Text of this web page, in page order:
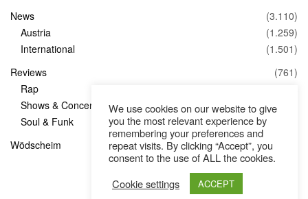
News
(3.110)
Austria
(1.259)
International
(1.501)
Reviews
(761)
Rap
Shows & Concerts
(347)
Soul & Funk
Wödscheim
We use cookies on our website to give
you the most relevant experience by
remembering your preferences and
repeat visits. By clicking “Accept”, you
consent to the use of ALL the cookies.
Cookie settings
ACCEPT